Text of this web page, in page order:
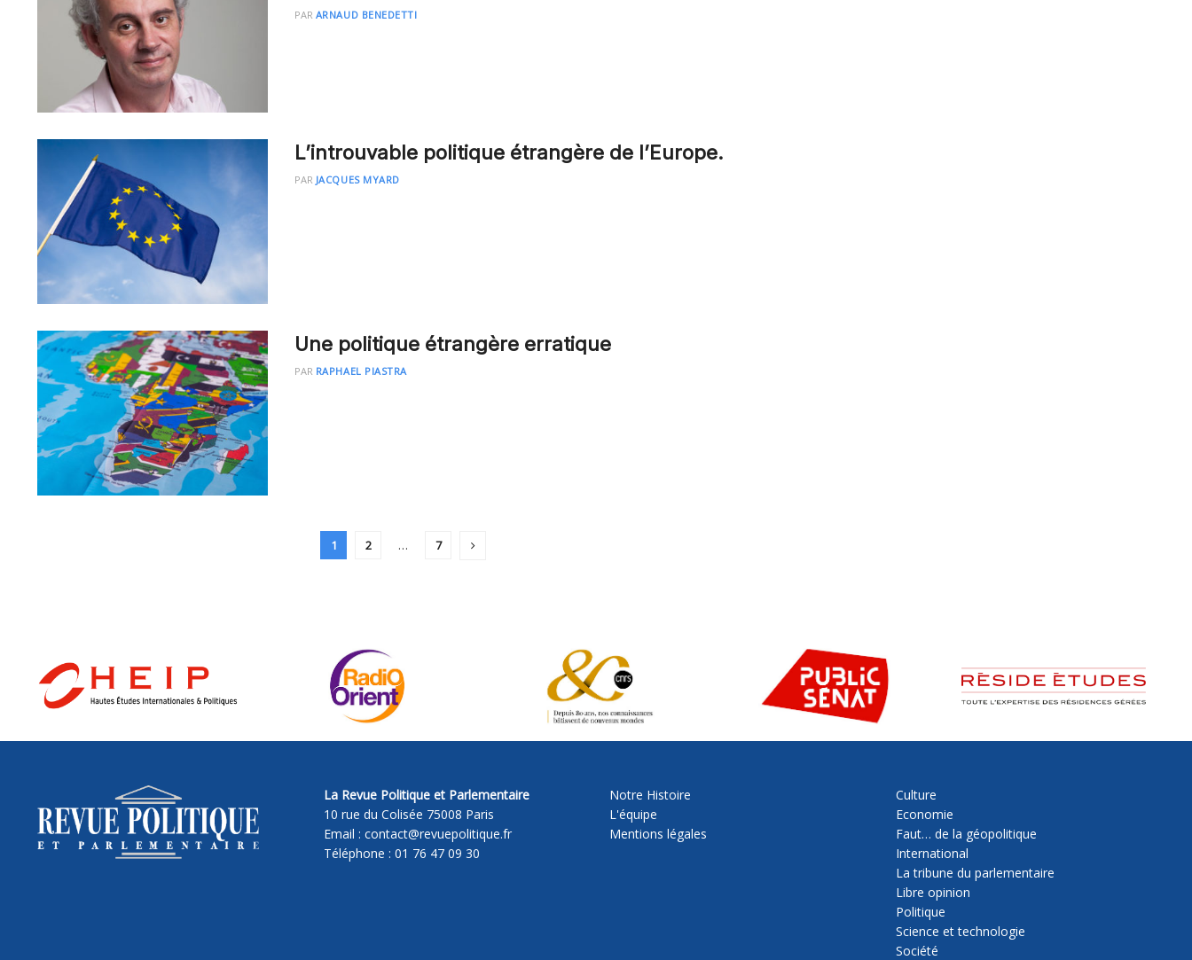
PAR ARNAUD BENEDETTI
L’introuvable politique étrangère de l’Europe.
PAR JACQUES MYARD
Une politique étrangère erratique
PAR RAPHAEL PIASTRA
1 2 … 7
La Revue Politique et Parlementaire
10 rue du Colisée 75008 Paris
Email : contact@revuepolitique.fr
Téléphone : 01 76 47 09 30
Notre Histoire
L'équipe
Mentions légales
Culture
Economie
Faut… de la géopolitique
International
La tribune du parlementaire
Libre opinion
Politique
Science et technologie
Société